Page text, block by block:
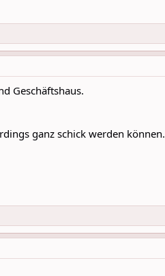
Geschäftshaus.
ganz schick werden können.